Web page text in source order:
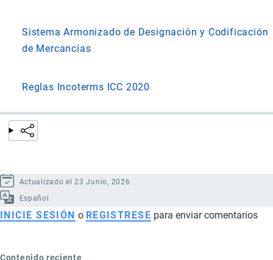
Sistema Armonizado de Designación y Codificación
de Mercancías
Reglas Incoterms ICC 2020
Actualizado el 23 Junio, 2026
Español
INICIE SESIÓN o REGISTRESE para enviar comentarios
Contenido reciente